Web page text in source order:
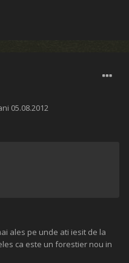
05.08.2012
ales pe unde ati iesit de la
ca este un forestier nou in